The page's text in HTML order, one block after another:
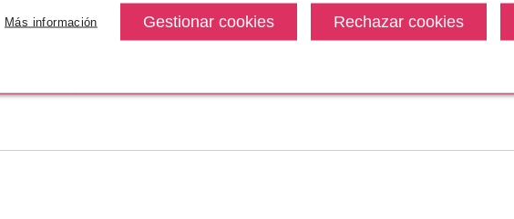
encontrarlo.
Más información